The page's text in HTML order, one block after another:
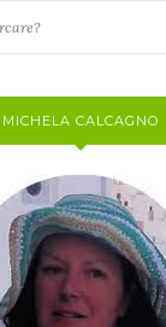
MICHELA CALCAGNO